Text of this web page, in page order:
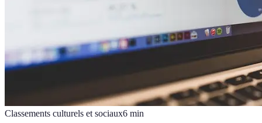
Classements culturels et sociaux6 min